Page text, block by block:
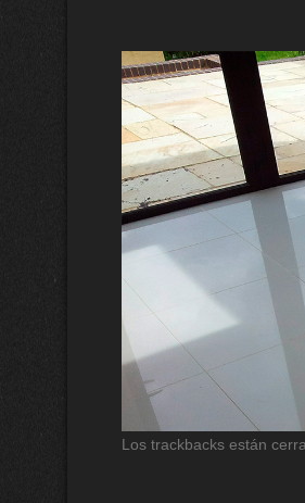
Los trackbacks están